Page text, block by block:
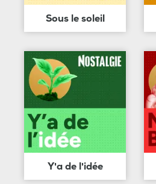
Sous le soleil
Y'a de l'idée